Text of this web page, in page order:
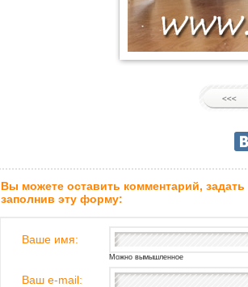
Вы можете оставить комментарий,
заполнив эту форму:
Ваше имя:
Можно вымышленное
Ваш e-mail: